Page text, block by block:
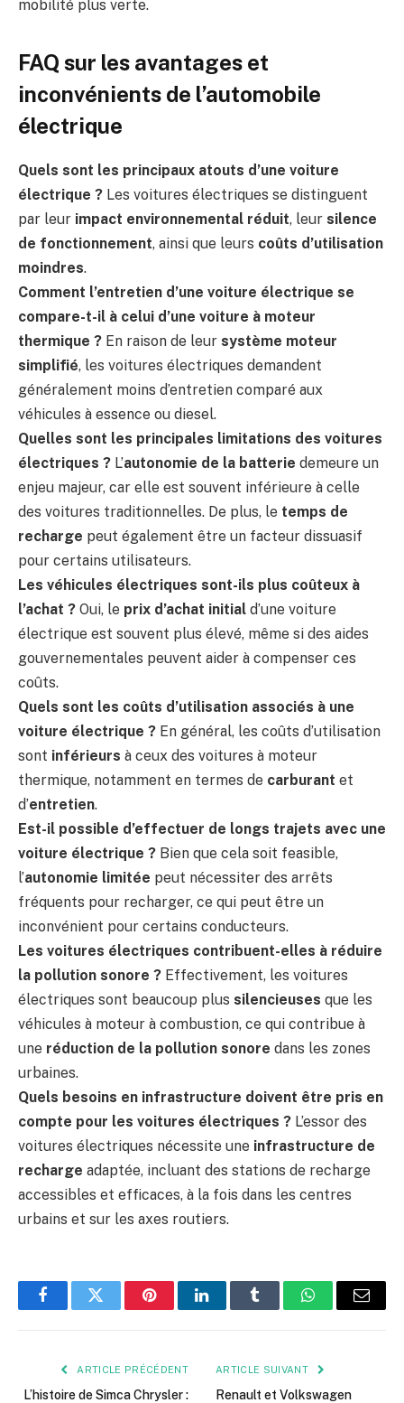
mobilité plus verte.
FAQ sur les avantages et
inconvénients de l’automobile
électrique
Quels sont les principaux atouts d’une voiture
électrique ? Les voitures électriques se distinguent
par leur impact environnemental réduit, leur silence
de fonctionnement, ainsi que leurs coûts d’utilisation
moindres.
Comment l’entretien d’une voiture électrique se
compare-t-il à celui d’une voiture à moteur
thermique ? En raison de leur système moteur
simplifié, les voitures électriques demandent
généralement moins d’entretien comparé aux
véhicules à essence ou diesel.
Quelles sont les principales limitations des voitures
électriques ? L’autonomie de la batterie demeure un
enjeu majeur, car elle est souvent inférieure à celle
des voitures traditionnelles. De plus, le temps de
recharge peut également être un facteur dissuasif
pour certains utilisateurs.
Les véhicules électriques sont-ils plus coûteux à
l’achat ? Oui, le prix d’achat initial d’une voiture
électrique est souvent plus élevé, même si des aides
gouvernementales peuvent aider à compenser ces
coûts.
Quels sont les coûts d’utilisation associés à une
voiture électrique ? En général, les coûts d’utilisation
sont inférieurs à ceux des voitures à moteur
thermique, notamment en termes de carburant et
d’entretien.
Est-il possible d’effectuer de longs trajets avec une
voiture électrique ? Bien que cela soit feasible,
l’autonomie limitée peut nécessiter des arrêts
fréquents pour recharger, ce qui peut être un
inconvénient pour certains conducteurs.
Les voitures électriques contribuent-elles à réduire
la pollution sonore ? Effectivement, les voitures
électriques sont beaucoup plus silencieuses que les
véhicules à moteur à combustion, ce qui contribue à
une réduction de la pollution sonore dans les zones
urbaines.
Quels besoins en infrastructure doivent être pris en
compte pour les voitures électriques ? L’essor des
voitures électriques nécessite une infrastructure de
recharge adaptée, incluant des stations de recharge
accessibles et efficaces, à la fois dans les centres
urbains et sur les axes routiers.
FacebookTwitter PinterestLinkedInTumblr WhatsApp
E-
ARTICLE PRÉCÉDENT
L’histoire de Simca Chrysler :
ARTICLE SUIVANT
Renault et Volkswagen